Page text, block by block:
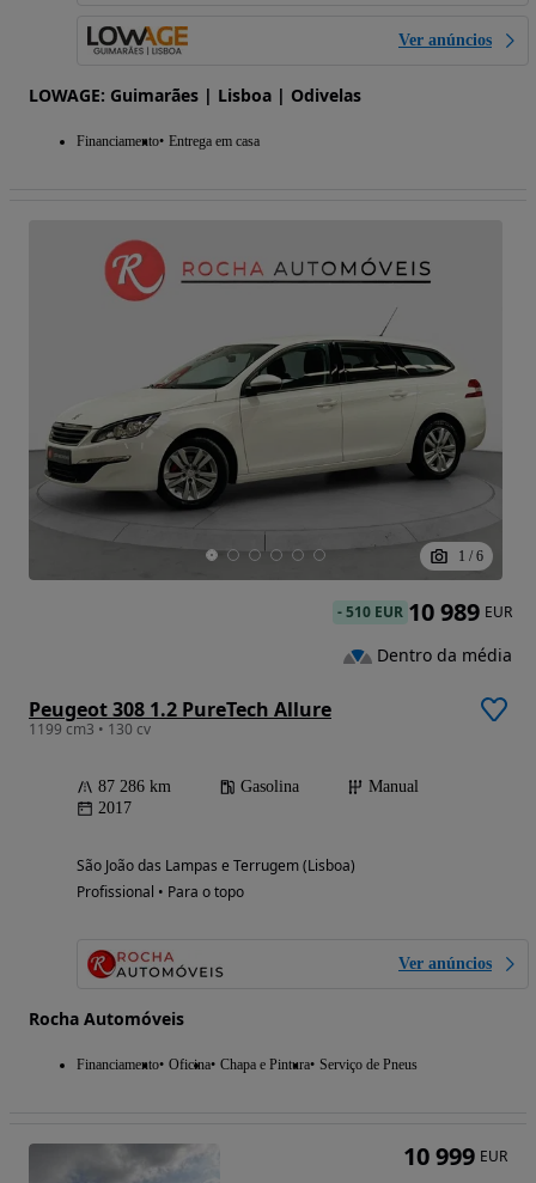
Ver anúncios
LOWAGE: Guimarães | Lisboa | Odivelas
Financiamento Entrega em casa
1 / 6
Peugeot 308 1.2 PureTech Allure
1199 cm3 • 130 cv
87 286 km Gasolina
Manual
2017
São João das Lampas e Terrugem (Lisboa)
Profissional • Para o topo
Ver anúncios
Rocha Automóveis
Financiamento Oficina Chapa e Pintura Serviço de Pneus
-510 EUR 10 989 EUR
Dentro da média
10 999 EUR